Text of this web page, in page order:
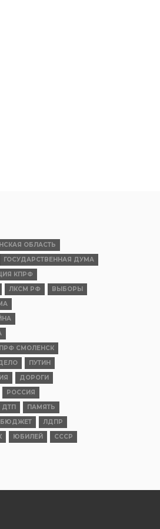
ОБЛАСТЬ
ГОСУДАРСТВЕННАЯ ДУМА
КПРФ
ЛКСМ РФ
ВЫБОРЫ
СМОЛЕНСК
ПУТИН
ДОРОГИ
РОССИЯ
ДТП
ПАМЯТЬ
БЮДЖЕТ
ЛДПР
ЮБИЛЕЙ
СССР